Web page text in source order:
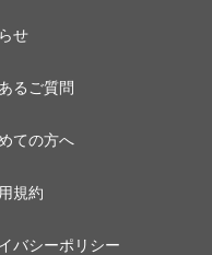
せ
るご質問
ての方へ
規約
バシーポリシー